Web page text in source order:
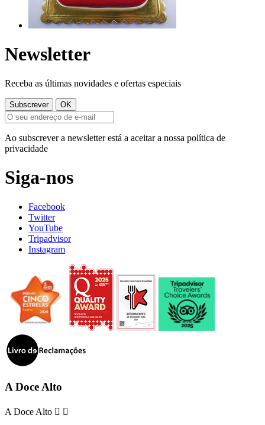
Newsletter
Receba as últimas novidades e ofertas especiais
Ao subscrever a newsletter está a aceitar a nossa política de
privacidade
Siga-nos
Facebook
Twitter
YouTube
Tripadvisor
Instagram
A Doce Alto
A Doce Alto  